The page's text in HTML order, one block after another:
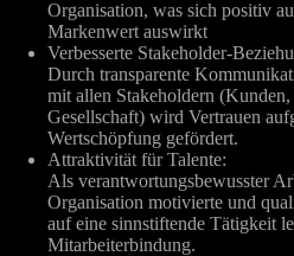
Organisation, was sich positiv
Markenwert auswirkt
Verbesserte Stakeholder-
Durch transparente
mit allen Stakeholdern
Gesellschaft) wird Vertrauen
Wertschöpfung gefördert.
Attraktivität für Talente:
Als verantwortungsbewusster
Organisation motivierte und
auf eine sinnstiftende Tätigkeit
Mitarbeiterbindung.